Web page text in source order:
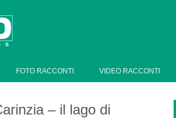
FOTO RACCONTI VIDEO RACCONTI
– il lago di